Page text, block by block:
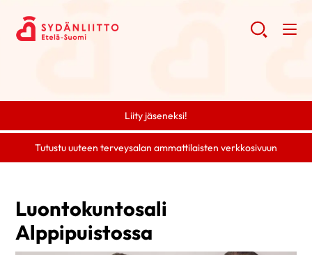
Liity jäseneksi!
Tutustu uuteen terveysalan ammattilaisten verkkosivuun
Luontokuntosali
Alppipuistossa